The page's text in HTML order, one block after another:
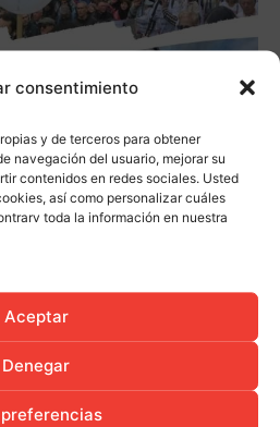
consentimiento
y de terceros para obtener
navegación del usuario, mejorar su
contenidos en redes sociales. Usted
así como personalizar cuáles
toda la información en nuestra
Aceptar
Denegar